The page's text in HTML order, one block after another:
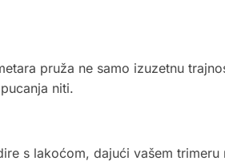
pruža ne samo izuzetnu
niti.
s lakoćom, dajući vašem